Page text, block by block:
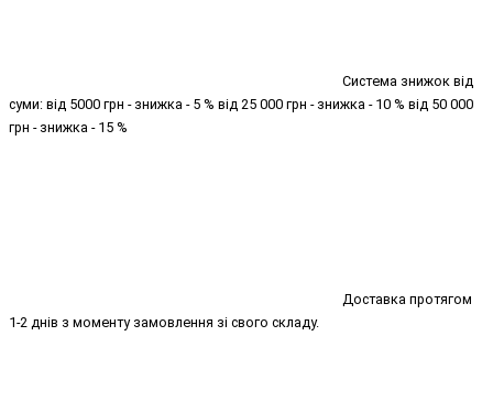
Система знижок від
суми: від 5000 грн - знижка - 5 % від 25 000 грн - знижка - 10 % від 50 000
грн - знижка - 15 %
Доставка протягом
1-2 днів з моменту замовлення зі свого складу.